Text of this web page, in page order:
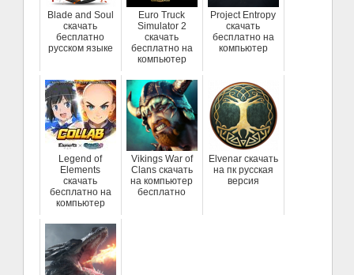
Blade and Soul
скачать
бесплатно
русском языке
Euro Truck
Simulator 2
скачать
бесплатно на
компьютер
Project Entropy
скачать
бесплатно на
компьютер
Legend of
Elements
скачать
бесплатно на
компьютер
Vikings War of
Clans скачать
на компьютер
бесплатно
Elvenar скачать
на пк русская
версия